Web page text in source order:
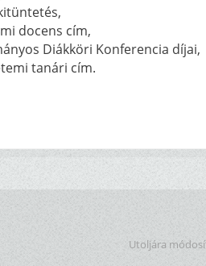
docens cím,
Diákköri Konferencia díjai,
tanári cím.
Utoljára